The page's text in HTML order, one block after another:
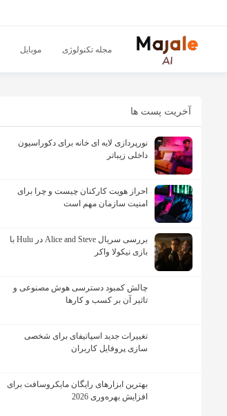
مجله تکنولوژی موبایل
آخریت پست ها
نورپردازی لایه ای خانه برای دکوراسیون
داخلی زیباتر
احراز هویت کارکنان چیست و چرا برای
امنیت سازمان مهم است
بررسی سریال Alice and Steve در Hulu با
بازی نیکولا واکر
چالش کمبود دسترسی هوش مصنوعی و
تاثیر آن بر کسب و کارها
تغییرات جدید اسپاتیفای برای شخصی
سازی پروفایل کاربران
بهترین ابزارهای رایگان مایکروسافت برای
افزایش بهره‌وری 2026